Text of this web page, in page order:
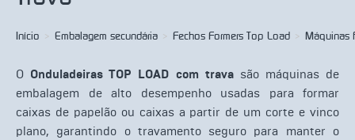
Início > Embalagem secundária > Fechos Formers Top Load > Máquinas
O Onduladeiras TOP LOAD com travasão máquinas de
embalagem de alto desempenho usadas para formar
caixas de papelão ou caixas a partir de um corte e vinco
plano, garantindo o travamento seguro para manter o